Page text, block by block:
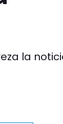
la